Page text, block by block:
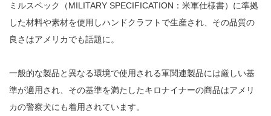
ミルスペック（MILITARY SPECIFICATION ：米軍仕様書）に準拠
した材料や素材を使用しハンドクラフトで生産され、その品質の
良さはアメリカでも話題に。
一般的な製品と異なる環境で使用される軍関連製品には厳しい基
準が適用され、その基準を満たしたキロナイナーの商品はアメリ
カの警察犬にも着用されています。